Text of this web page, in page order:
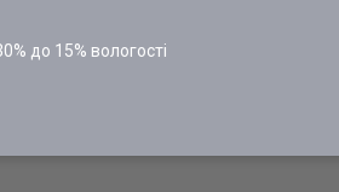
до 15% вологості